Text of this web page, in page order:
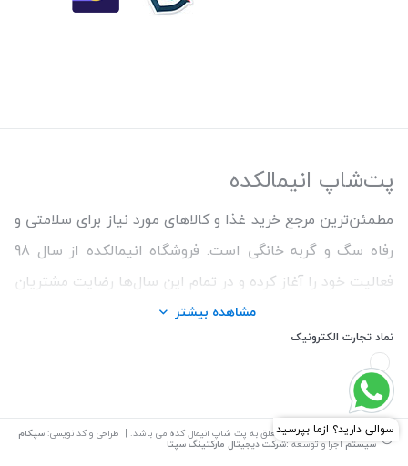
پت‌شاپ انیمالکده
مطمئن‌ترین مرجع خرید غذا و کالاهای مورد نیاز برای سلامتی و
رفاه سگ و گربه خانگی است. فروشگاه انیمالکده از سال 98
فعالیت خود را آغاز کرده و در تمام این سال‌ها رضایت مشتریان
و ارائه محصولات اورجینال و با کیفیت برای حفظ سلامتی
حیوانات را اولویت کار خود قرار داده است. ما همواره سعی
کردیم با تنوع بالای محصولات و اطمینان از اصالت کالاها و
قیمت منصفانه تجربه خریدی خوشایند را برای مشتریان رقم
بزنیم. همچنین برای دریافت مشاوره رایگان درمورد محصولات
مشاهده بیشتر
نماد تجارت الکترونیک
© تمامی حقوق این سایت متعلق به پت شاپ انیمال کده می باشد. | طراحی و کد نویسی: سپکام
سیستماجرا و توسعه:شرکت دیجیتال مارکتینگ سپتا